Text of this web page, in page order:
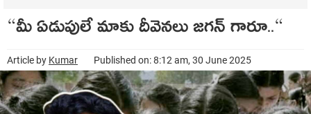
“మీ ఏడుపులే మాకు దీవెన‌లు జ‌గ‌న్ గారూ..“
Article by Kumar Published on: 8:12 am, 30 June 2025